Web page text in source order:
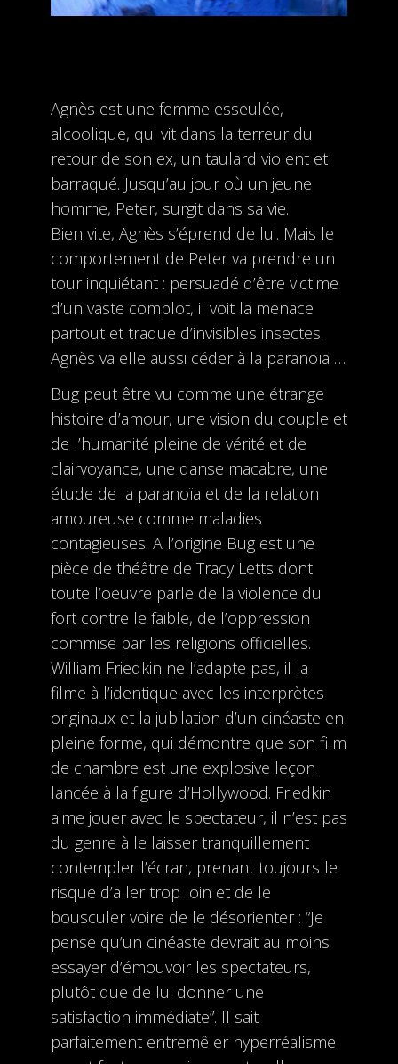
Agnès est une femme esseulée,
alcoolique, qui vit dans la terreur du
retour de son ex, un taulard violent et
barraqué. Jusqu’au jour où un jeune
homme, Peter, surgit dans sa vie.
Bien vite, Agnès s’éprend de lui. Mais le
comportement de Peter va prendre un
tour inquiétant : persuadé d’être victime
d’un vaste complot, il voit la menace
partout et traque d’invisibles insectes.
Agnès va elle aussi céder à la paranoïa …
Bug peut être vu comme une étrange
histoire d’amour, une vision du couple et
de l’humanité pleine de vérité et de
clairvoyance, une danse macabre, une
étude de la paranoïa et de la relation
amoureuse comme maladies
contagieuses. A l’origine Bug est une
pièce de théâtre de Tracy Letts dont
toute l’oeuvre parle de la violence du
fort contre le faible, de l’oppression
commise par les religions officielles.
William Friedkin ne l’adapte pas, il la
filme à l’identique avec les interprètes
originaux et la jubilation d’un cinéaste en
pleine forme, qui démontre que son film
de chambre est une explosive leçon
lancée à la figure d’Hollywood. Friedkin
aime jouer avec le spectateur, il n’est pas
du genre à le laisser tranquillement
contempler l’écran, prenant toujours le
risque d’aller trop loin et de le
bousculer voire de le désorienter : “Je
pense qu’un cinéaste devrait au moins
essayer d’émouvoir les spectateurs,
plutôt que de lui donner une
satisfaction immédiate”. Il sait
parfaitement entremêler hyperréalisme